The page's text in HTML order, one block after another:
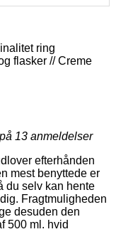
ring
flasker // Creme
13 anmeldelser
efterhånden
mest benyttede er
du selv kan hente
Fragtmuligheden
desuden den
500 ml. hvid